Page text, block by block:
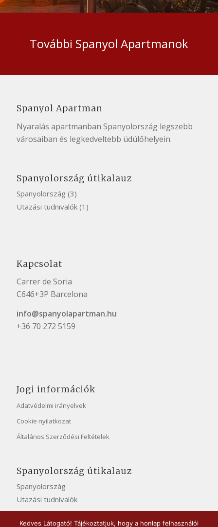
További Spanyol Apartmanok
Spanyol Apartman
Nyaralás apartmanban Spanyolország legszebb
városaiban és legkedveltebb üdülőhelyein.
Spanyolország útikalauz
Spanyolország (3)
Utazási tudnivalók(1)
Kapcsolat
Carrer de Soria
C646+3P Barcelona
info@spanyolapartman.hu
+36 70 272 5159
Jogi információk
Adatvédelmi irányelvek
Cookie nyilatkozat
Általános Szerződési Feltételek
Spanyolország útikalauz
Spanyolország
Utazási tudnivalók
Kedves Látogató! Tájékoztatjuk, hogy a honlap felhasználói